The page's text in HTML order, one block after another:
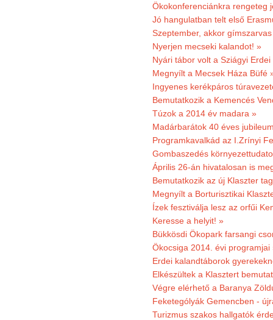
Ökokonferenciánkra rengeteg
Jó hangulatban telt első
Szeptember, akkor
Nyerjen mecseki kalandot! »
Nyári tábor volt a Sziágyi
Megnyílt a Mecsek Háza Büfé
Ingyenes kerékpáros
Bemutatkozik a Kemencés
Túzok a 2014 év madara »
Madárbarátok 40 éves
Programkavalkád az I.Zrínyi
Gombaszedés
Április 26-án hivatalosan is
Bemutatkozik az új Klaszter
Megnyílt a Borturisztikai
Ízek fesztiválja lesz az orfűi
Keresse a helyit! »
Bükkösdi Ökopark farsangi
Ökocsiga 2014. évi programjai
Erdei kalandtáborok
Elkészültek a Klasztert
Végre elérhető a Baranya
Feketególyák Gemencben -
Turizmus szakos hallgatók